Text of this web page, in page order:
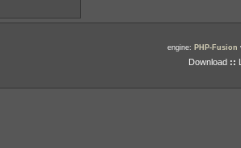
engine: PHP-Fusion
Download ::